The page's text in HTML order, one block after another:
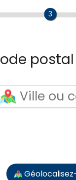
3